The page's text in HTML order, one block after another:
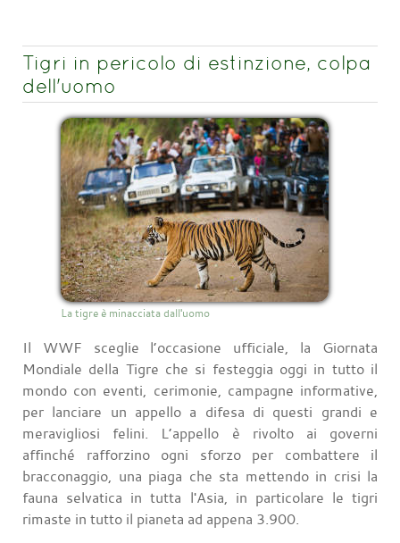
Tigri in pericolo di estinzione, colpa
dell'uomo
La tigre è minacciata dall'uomo
Il WWF sceglie l’occasione ufficiale, la Giornata
Mondiale della Tigre che si festeggia oggi in tutto il
mondo con eventi, cerimonie, campagne informative,
per lanciare un appello a difesa di questi grandi e
meravigliosi felini. L’appello è rivolto ai governi
affinché rafforzino ogni sforzo per combattere il
bracconaggio, una piaga che sta mettendo in crisi la
fauna selvatica in tutta l'Asia, in particolare le tigri
rimaste in tutto il pianeta ad appena 3.900.